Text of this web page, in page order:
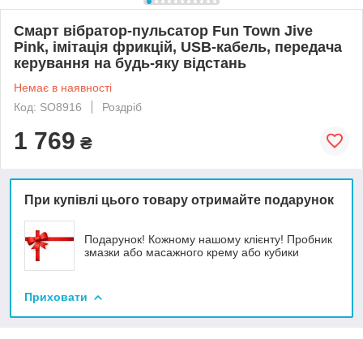
Смарт вібратор-пульсатор Fun Town Jive
Pink, імітація фрикцій, USB-кабель, передача
керування на будь-яку відстань
Немає в наявності
Код: SO8916
Роздріб
1 769 ₴
При купівлі цього товару отримайте подарунок
Подарунок! Кожному нашому клієнту! Пробник
змазки або масажного крему або кубики
Приховати